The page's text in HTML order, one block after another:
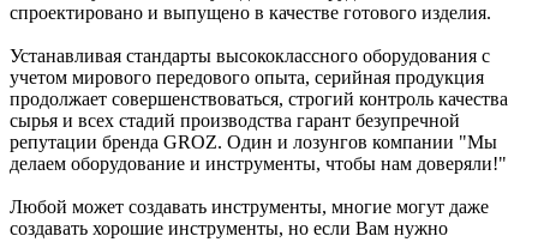
спроектировано и выпущено в качестве готового изделия.
Устанавливая стандарты высококлассного оборудования с
учетом мирового передового опыта, серийная продукция
продолжает совершенствоваться, строгий контроль качества
сырья и всех стадий производства гарант безупречной
репутации бренда GROZ. Один и лозунгов компании "Мы
делаем оборудование и инструменты, чтобы нам доверяли!"
Любой может создавать инструменты, многие могут даже
создавать хорошие инструменты, но если Вам нужно